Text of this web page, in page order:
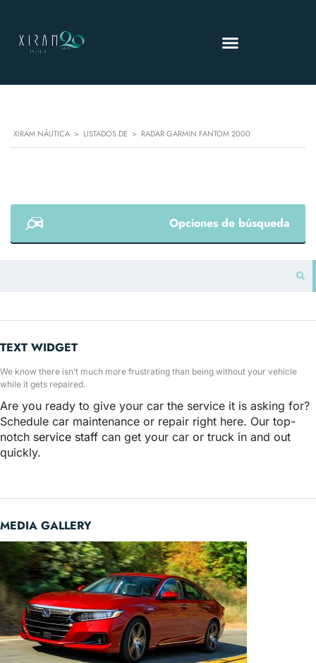
XIRAM NÁUTICA > LISTADOS DE > RADAR GARMIN FANTOM 2000
Opciones de búsqueda
TEXT WIDGET
We know there isn’t much more frustrating than being without your vehicle
while it gets repaired.
Are you ready to give your car the service it is asking for?
Schedule car maintenance or repair right here. Our top-
notch service staff can get your car or truck in and out
quickly.
MEDIA GALLERY